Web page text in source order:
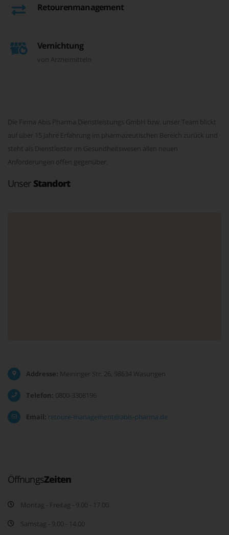
Retourenmanagement
Vernichtung
von Arzneimitteln
Die Firma Abis Pharma Dienstleistungs GmbH bzw. unser Team blickt
auf über 15 Jahre Erfahrung im pharmazeutischen Bereich zurück und
steht als Dienstleister im Gesundheitswesen allen neuen
Anforderungen offen gegenüber.
Unser Standort
Addresse: Meininger Str. 26, 98634 Wasungen
Telefon: 0800-3308196
Email: retoure-management@abis-pharma.de
ÖffnungsZeiten
Montag - Freitag - 9.00 - 17.00
Samstag - 9.00 - 14.00